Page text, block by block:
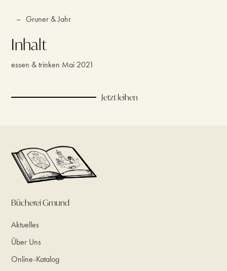
– Gruner & Jahr
Inhalt
essen & trinken Mai 2021
Jetzt leihen
Bücherei Gmund
Aktuelles
Über Uns
Online-Katalog